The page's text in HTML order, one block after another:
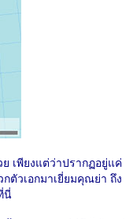
เพียงแต่ว่าปรากฏอยู่แค่
ตัวเอกมาเยี่ยมคุณย่า ถึง
นี่